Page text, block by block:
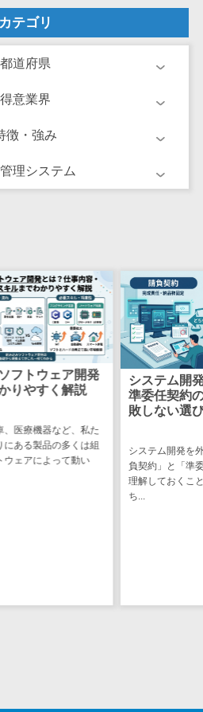
ーション向けサ
ービス
健康診断シス
テム
テム
歯科向け電子
歯科予約シス
理システム
電子薬歴シス
テム
不動産業界向
け
不動産管理サ
不動産業務支
援サービス
不動産ホーム
カテゴリ
都道府県
得意業界
徴・強み
理システム
フトウェア開発
りやすく解説
、医療機器など、私た
にある製品の多くは組
ウェアによって動い
システム開
準委任契約
敗しない選
システム開発を
負契約」と「準
理解しておくこ
ち...